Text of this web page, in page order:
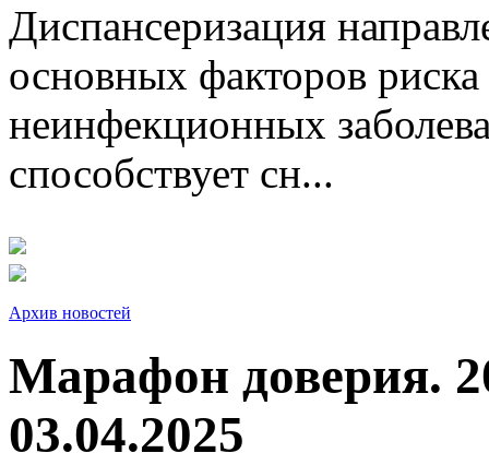
Диспансеризация
основных факторов
неинфекционных
способствует сн...
Архив новостей
Марафон доверия.
03.04.2025